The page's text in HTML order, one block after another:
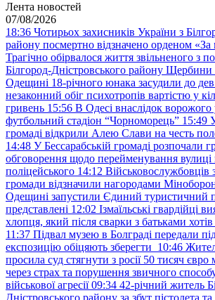
Лента новостей
07/08/2026
18:36 Чотирьох захисників України з
району посмертно відзначено орденом «За
Трагічно обірвалося життя звільненого з
Білгород-Дністровського району
Одещині 18-річного юнака засудили до
незаконний обіг психотропів вартістю у
гривень 15:56 В Одесі внаслідок
футбольний стадіон “Чорноморець” 15:49
громаді відкрили Алею Слави на честь
14:48 У Бессарабській громаді розпочали
обговорення щодо перейменування вулиці
поліцейського 14:12 Військовослужбовців
громади відзначили нагородами
Одещині запустили Єдиний туристичний
представлені 12:02 Ізмаїльські гвардійці
хлопця, який після сварки з батьками
11:37 Підвал музею в Болграді передали
експозицію обіцяють зберегти 10:46
просила суд стягнути з росії 50 тисяч
через страх та порушення звичного
військової агресії 09:34 42-річний житель
Дністровського району за збут пістолета